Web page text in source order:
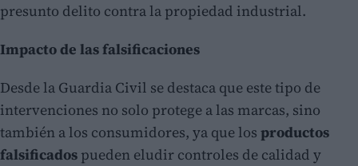
presunto delito contra la propiedad industrial.
Impacto de las falsificaciones
Desde la Guardia Civil se destaca que este tipo de
intervenciones no solo protege a las marcas, sino
también a los consumidores, ya que los productos
falsificados pueden eludir controles de calidad y